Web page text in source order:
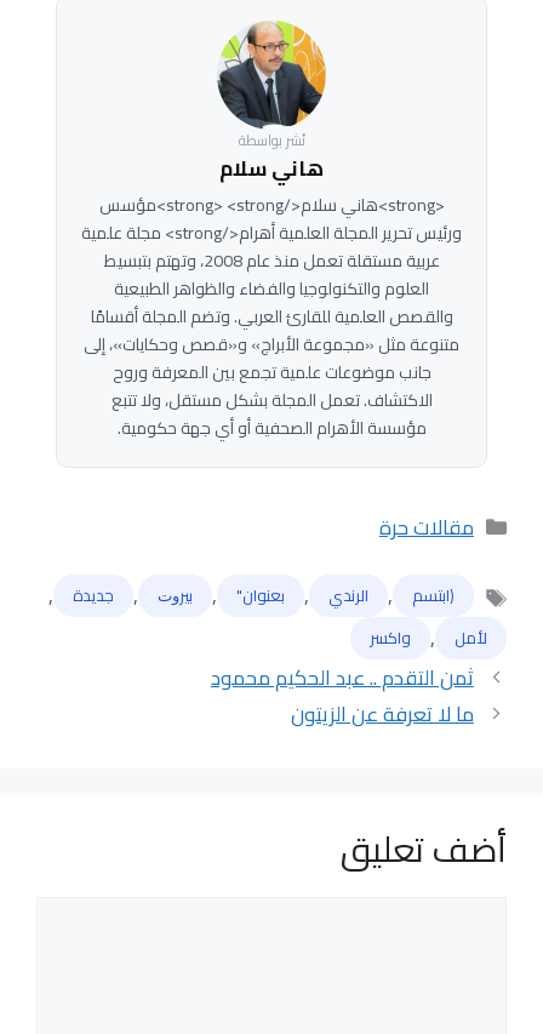
نُشر بواسطة
هاني سلام
<strong>هاني سلام</strong> <strong>مؤسس
ورئيس تحرير المجلة العلمية أهرام</strong> مجلة علمية
عربية مستقلة تعمل منذ عام 2008، وتهتم بتبسيط
العلوم والتكنولوجيا والفضاء والظواهر الطبيعية
والقصص العلمية للقارئ العربي. وتضم المجلة أقسامًا
متنوعة مثل «مجموعة الأبراج» و«قصص وحكايات»، إلى
جانب موضوعات علمية تجمع بين المعرفة وروح
الاكتشاف. تعمل المجلة بشكل مستقل، ولا تتبع
مؤسسة الأهرام الصحفية أو أي جهة حكومية.
التصنيفات
مقالات حرة
الوسوم
(ابتسم , الرندي , بعنوان" , ﺑﻴﺮﻭﺕ , جديدة ,
لأمل , واكسر
ثمن التقدم .. عبد الحكيم محمود
ما لا تعرفة عن الزيتون
أضف تعليق